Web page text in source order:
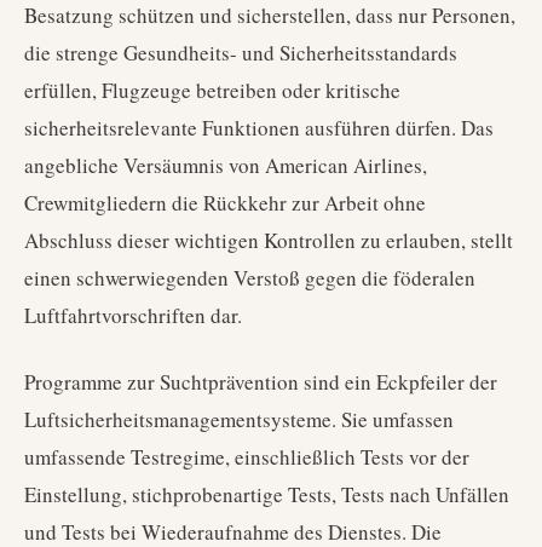
Besatzung schützen und sicherstellen, dass nur Personen,
die strenge Gesundheits- und Sicherheitsstandards
erfüllen, Flugzeuge betreiben oder kritische
sicherheitsrelevante Funktionen ausführen dürfen. Das
angebliche Versäumnis von American Airlines,
Crewmitgliedern die Rückkehr zur Arbeit ohne
Abschluss dieser wichtigen Kontrollen zu erlauben, stellt
einen schwerwiegenden Verstoß gegen die föderalen
Luftfahrtvorschriften dar.
Programme zur Suchtprävention sind ein Eckpfeiler der
Luftsicherheitsmanagementsysteme. Sie umfassen
umfassende Testregime, einschließlich Tests vor der
Einstellung, stichprobenartige Tests, Tests nach Unfällen
und Tests bei Wiederaufnahme des Dienstes. Die